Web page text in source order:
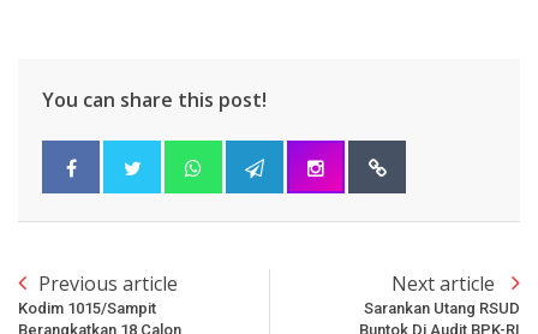
You can share this post!
Previous article
Kodim 1015/Sampit
Berangkatkan 18 Calon
Next article
Sarankan Utang RSUD
Buntok Di Audit BPK-RI